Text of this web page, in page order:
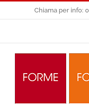
contenuto
Chiama per info: